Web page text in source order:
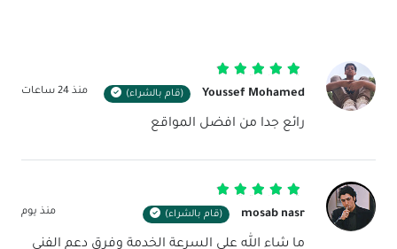
من 5
Youssef Mohamed (قام بالشراء) منذ 24 ساعات
رائع جدا من افضل المواقع
تم التقييم5من 5
mosab nasr (قام بالشراء) منذ يوم
ما شاء الله على السرعة الخدمة وفرق دعم الفني